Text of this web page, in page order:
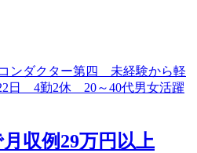
月収例29万円以上